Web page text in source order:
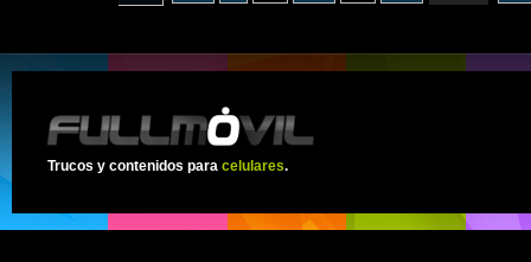
Trucos y contenidos para celulares.